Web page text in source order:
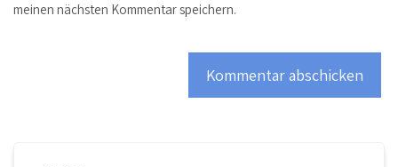
meinen nächsten Kommentar speichern.